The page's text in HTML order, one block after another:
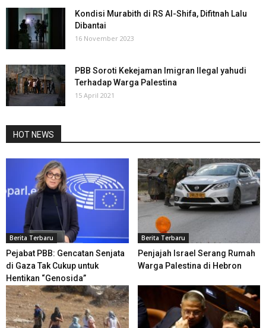
Kondisi Murabith di RS Al-Shifa, Difitnah Lalu
Dibantai
16 November 2023
PBB Soroti Kekejaman Imigran Ilegal yahudi
Terhadap Warga Palestina
15 April 2021
HOT NEWS
Berita Terbaru
Pejabat PBB: Gencatan Senjata
di Gaza Tak Cukup untuk
Hentikan “Genosida”
Berita Terbaru
Penjajah Israel Serang Rumah
Warga Palestina di Hebron